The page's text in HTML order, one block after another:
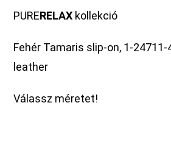
PURERELAX kollekció
Fehér Tamaris slip-on, 1-
leather
Válassz méretet!